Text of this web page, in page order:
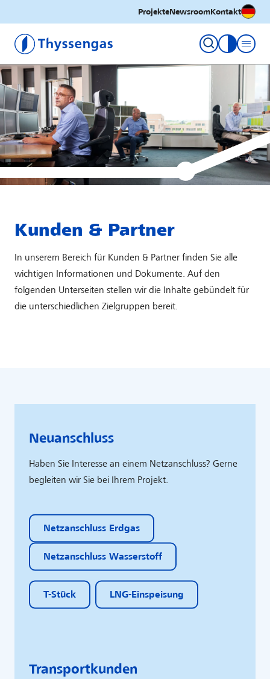
ProjekteNewsroomKontakt
Thyssengas GmbH
Kunden & Partner
In unserem Bereich für Kunden & Partner finden Sie alle
wichtigen Informationen und Dokumente. Auf den
folgenden Unterseiten stellen wir die Inhalte gebündelt für
die unterschiedlichen Zielgruppen bereit.
Neuanschluss
Haben Sie Interesse an einem Netzanschluss?​ Gerne
begleiten wir Sie bei Ihrem Projekt.​
Netzanschluss Erdgas
Netzanschluss Wasserstoff
T-Stück LNG-Einspeisung
Transportkunden